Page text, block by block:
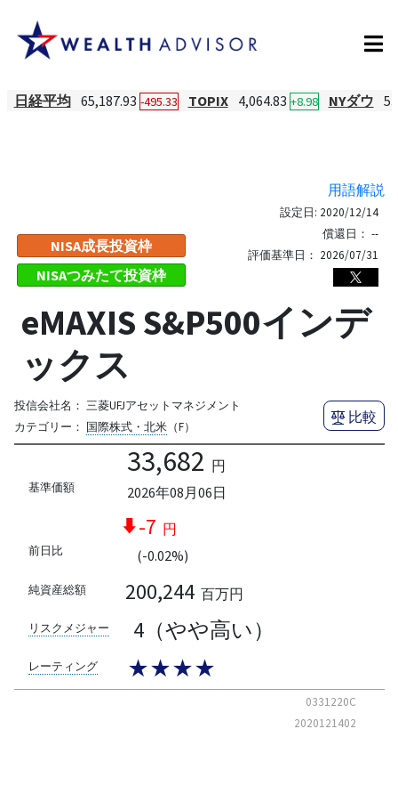
日経平均 65,187.93 -495.33 TOPIX 4,064.83 +8.98 NYダウ
用語解説
NISA成長投資枠
NISAつみたて投資枠
設定日: 2020/12/14
償還日： --
評価基準日： 2026/07/31
eMAXIS S&P500インデ
ックス
投信会社名： 三菱UFJアセットマネジメント
カテゴリー： 国際株式・北米（F）
比較
基準価額
33,682 円
2026年08月06日
前日比
-7 円
(-0.02%)
純資産総額 200,244 百万円
リスクメジャー 4（やや高い）
レーティング ★★★★
0331220C
2020121402